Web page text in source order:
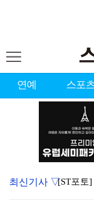
연예 스포
[ST포토
최신기사 ▽